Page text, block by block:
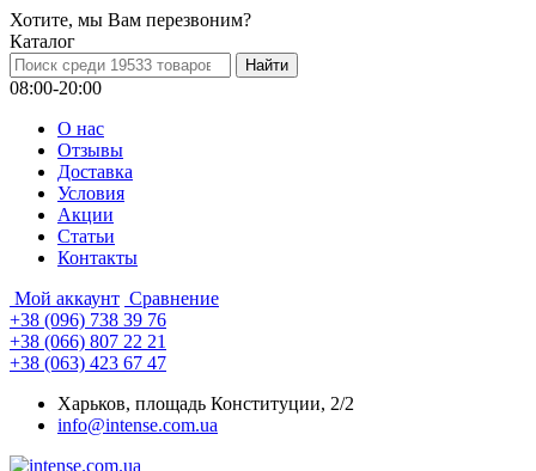
Хотите, мы Вам перезвоним?
Каталог
08:00-20:00
О нас
Отзывы
Доставка
Условия
Aкции
Статьи
Контакты
Мой аккаунт Сравнение
+38 (096) 738 39 76
+38 (066) 807 22 21
+38 (063) 423 67 47
Харьков, площадь Конституции, 2/2
info@intense.com.ua